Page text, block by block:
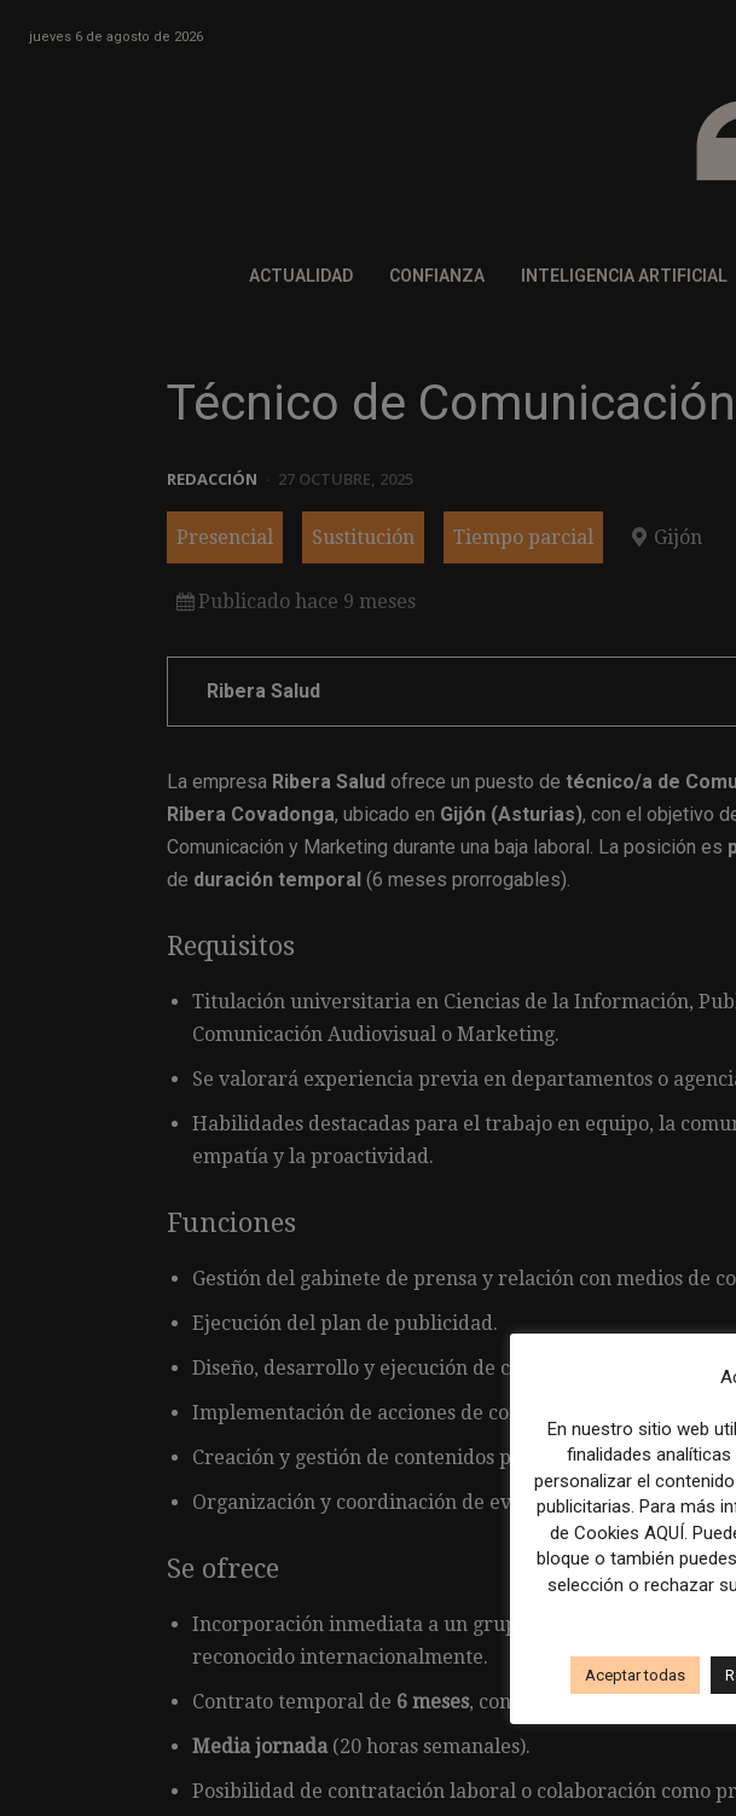
jueves 6 de agosto de 2026
ACTUALIDAD CONFIANZA INTELIGENCIA ARTIFICIAL
Técnico de
REDACCIÓN 27 OCTUBRE, 2025
Presencial Sustitución Tiempo parcial Gijón
Publicado hace 9 meses
Ribera Salud
La empresa Ribera Salud ofrece un puesto de técnico/a de
Ribera Covadonga, ubicado en Gijón (Asturias), con el objetivo
Comunicación y Marketing durante una baja laboral. La posición es
de duración temporal (6 meses prorrogables).
Requisitos
Titulación universitaria en Ciencias de la Información,
Comunicación Audiovisual o Marketing.
Se valorará experiencia previa en departamentos o
Habilidades destacadas para el trabajo en equipo, la
empatía y la proactividad.
Funciones
Gestión del gabinete de prensa y relación con medios de
Ejecución del plan de publicidad.
Diseño, desarrollo y ejecución de campañas de marketing.
Implementación de acciones de comunicación interna.
Creación y gestión de contenidos para redes sociales.
Organización y coordinación de eventos corporativos.
Se ofrece
Incorporación inmediata a un grupo sanitario en
reconocido internacionalmente.
Contrato temporal de 6 meses, con posibilidad de prórroga.
Media jornada(20 horas semanales).
Posibilidad de contratación laboral o colaboración como
En nuestro sitio web
finalidades
personalizar el
publicitarias. Para más
de Cookies AQUÍ.
bloque o también
selección o rechazar
Aceptar todas